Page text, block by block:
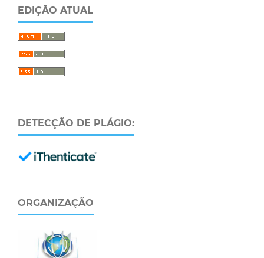
EDIÇÃO ATUAL
DETECÇÃO DE PLÁGIO:
ORGANIZAÇÃO